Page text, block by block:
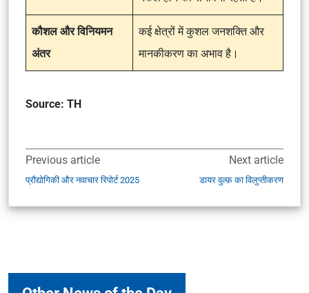
कौशल और विनियमन
अंतर
कई क्षेत्रों में कुशल जनशक्ति और
मानकीकरण का अभाव है।
Source: TH
Previous article
प्रौद्योगिकी और नवाचार रिपोर्ट 2025
Next article
डायर वुल्फ़ का विलुप्तीकरण